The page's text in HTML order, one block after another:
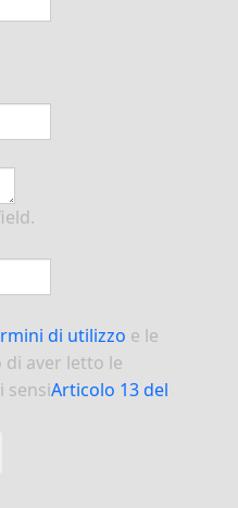
di utilizzo e le
di aver letto le
sensiArticolo 13 del